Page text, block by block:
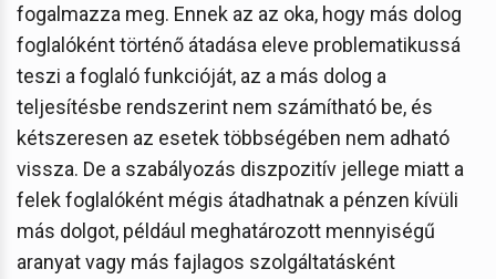
fogalmazza meg. Ennek az az oka, hogy más dolog
foglalóként történő átadása eleve problematikussá
teszi a foglaló funkcióját, az a más dolog a
teljesítésbe rendszerint nem számítható be, és
kétszeresen az esetek többségében nem adható
vissza. De a szabályozás diszpozitív jellege miatt a
felek foglalóként mégis átadhatnak a pénzen kívüli
más dolgot, például meghatározott mennyiségű
aranyat vagy más fajlagos szolgáltatásként